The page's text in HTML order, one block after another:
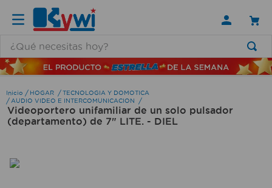
HOGAR
TECNOLOGIA Y DOMOTICA
AUDIO VIDEO E INTERCOMUNICACION
Videoportero unifamiliar de un solo pulsador
(departamento) de 7" LITE. - DIEL
TÉRMINOS MÁS BUSCADOS
1 .
lamparas
2.
ducha